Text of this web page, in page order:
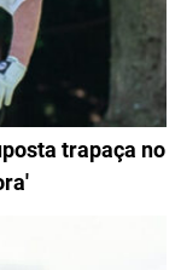
trapaça no